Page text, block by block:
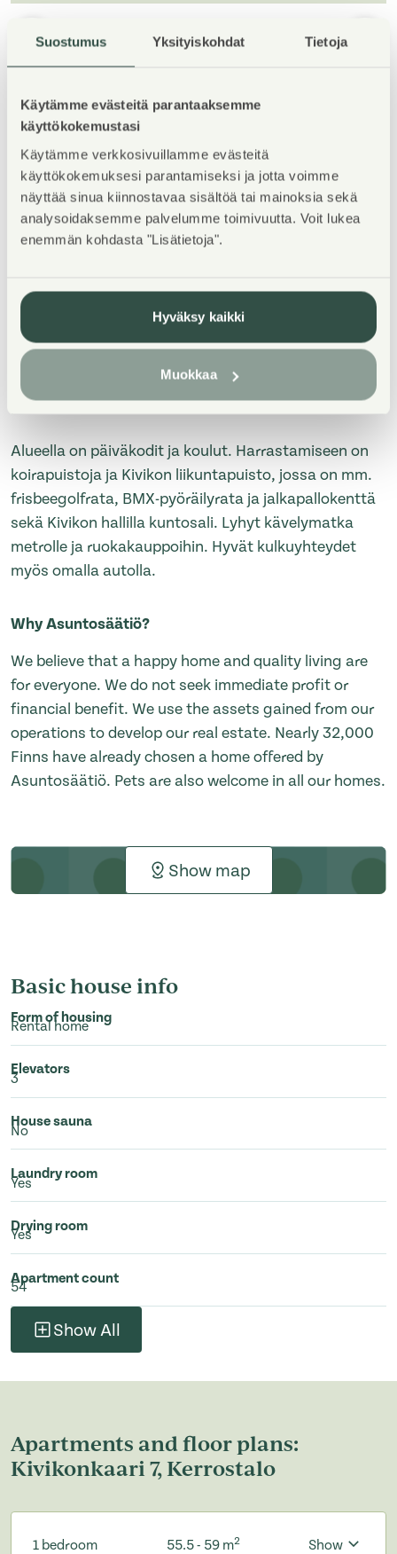
Suostumus Yksityiskohdat Tietoja
Käytämme evästeitä parantaaksemme
käyttökokemustasi
Käytämme verkkosivuillamme evästeitä
käyttökokemuksesi parantamiseksi ja jotta voimme
näyttää sinua kiinnostavaa sisältöä tai mainoksia sekä
analysoidaksemme palvelumme toimivuutta. Voit lukea
enemmän kohdasta "Lisätietoja".
Hyväksy kaikki
Muokkaa
1/5
Property Introduction
Kodikas kerrostalokohde Helsingin Kivikossa.
sauna. Osa parvekkeista on lasitettu. Pihalla lasten
leikkipaikka kauniiden istutusten ympäröimänä.
Rauhallinen sijainti ulkoilualueen vieressä. Autopaikat
(avo- ja katospaikat) sijaitsevat Kivikon pysäköinnin
tiloissa, varaus Kotikulman tai palvelukeskuksen
Alueella on päiväkodit ja koulut. Harrastamiseen on
koirapuistoja ja Kivikon liikuntapuisto, jossa on mm.
frisbeegolfrata, BMX-pyöräilyrata ja jalkapallokenttä
sekä Kivikon hallilla kuntosali. Lyhyt kävelymatka
metrolle ja ruokakauppoihin. Hyvät kulkuyhteydet
myös omalla autolla.
Why Asuntosäätiö?
We believe that a happy home and quality living are
for everyone. We do not seek immediate profit or
financial benefit. We use the assets gained from our
operations to develop our real estate. Nearly 32,000
Finns have already chosen a home offered by
Asuntosäätiö. Pets are also welcome in all our homes.
Show map
Basic house info
Form of housing
Rental home
Elevators
3
House sauna
No
Laundry room
Yes
Drying room
Yes
Apartment count
54
Show All
Apartments and floor plans:
Kivikonkaari 7, Kerrostalo
1 bedroom 55.5 - 59 m2 Show